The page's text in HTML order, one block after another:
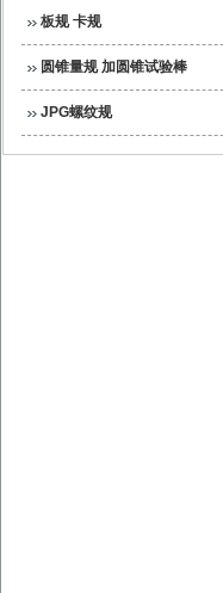
板规 卡规
圆锥量规 加圆锥试验棒
JPG螺纹规